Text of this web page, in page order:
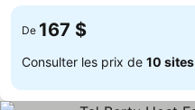
De 167 $
Consulter les prix de 10 sites